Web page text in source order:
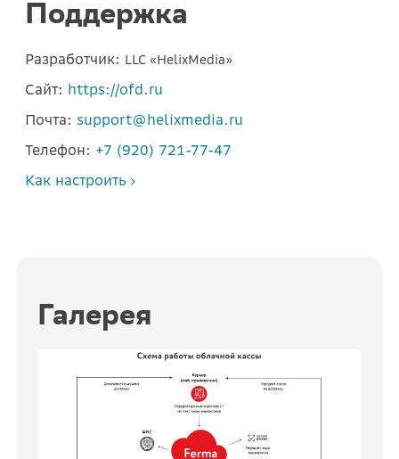
Поддержка
Разработчик: LLC «HelixMedia»
Сайт: https://ofd.ru
Почта: support@helixmedia.ru
Телефон: +7 (920) 721-77-47
Как настроить
Галерея